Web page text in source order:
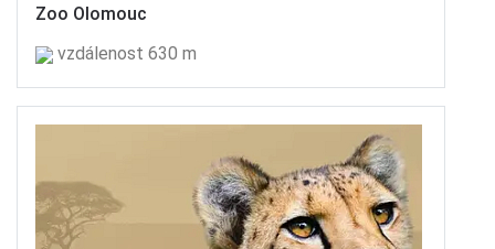
Zoo Olomouc
vzdálenost 630 m